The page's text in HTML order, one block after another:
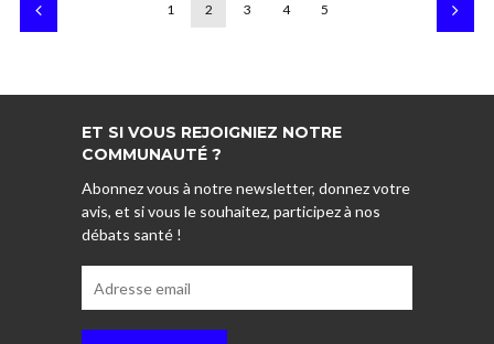
1 2 3 4 5
ET SI VOUS REJOIGNIEZ NOTRE
COMMUNAUTÉ ?
Abonnez vous à notre newsletter, donnez votre
avis, et si vous le souhaitez, participez à nos
débats santé !